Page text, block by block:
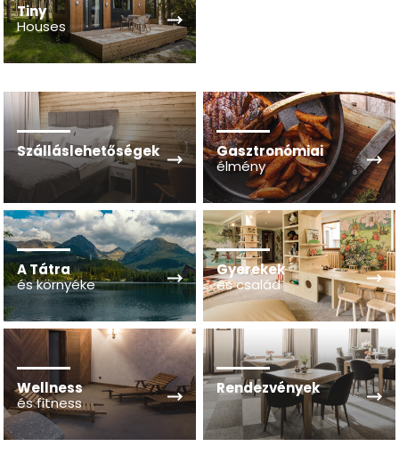
Tiny
Houses
Szálláslehetőségek
Gasztronómiai
élmény
A Tátra
és környéke
Gyerekek
és család
Wellness
és fitness
Rendezvények